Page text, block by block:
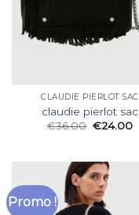
CLAUDIE PIERLOT SAC
claudie pierlot sac
€36.00 €24.00
Promo !